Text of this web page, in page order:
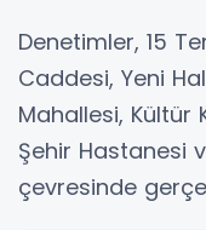
Denetimler, 15
Caddesi, Yeni
Mahallesi, Kültür
Şehir Hastanesi
çevresinde